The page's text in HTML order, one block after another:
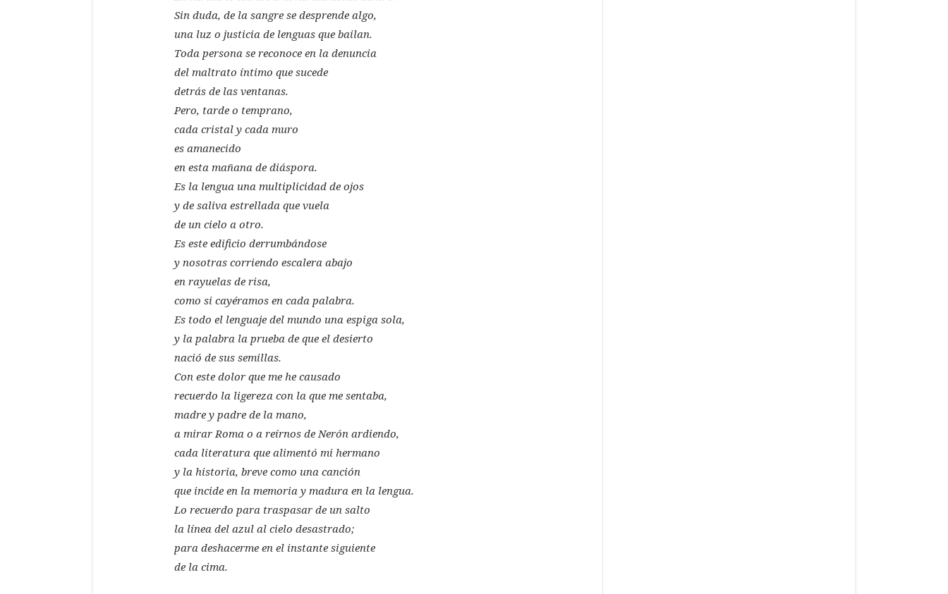
Sin duda, de la sangre se desprende algo,
una luz o justicia de lenguas que bailan.
Toda persona se reconoce en la denuncia
del maltrato íntimo que sucede
detrás de las ventanas.
Pero, tarde o temprano,
cada cristal y cada muro
es amanecido
en esta mañana de diáspora.
Es la lengua una multiplicidad de ojos
y de saliva estrellada que vuela
de un cielo a otro.
Es este edificio derrumbándose
y nosotras corriendo escalera abajo
en rayuelas de risa,
como si cayéramos en cada palabra.
Es todo el lenguaje del mundo una espiga sola,
y la palabra la prueba de que el desierto
nació de sus semillas.
Con este dolor que me he causado
recuerdo la ligereza con la que me sentaba,
madre y padre de la mano,
a mirar Roma o a reírnos de Nerón ardiendo,
cada literatura que alimentó mi hermano
y la historia, breve como una canción
que incide en la memoria y madura en la lengua.
Lo recuerdo para traspasar de un salto
la línea del azul al cielo desastrado;
para deshacerme en el instante siguiente
de la cima.